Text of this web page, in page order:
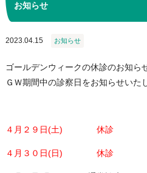
お知らせ
2023.04.15 お知らせ
ゴールデンウィークの休診のお知ら
ＧＷ期間中の診察日をお知らせいた
４月２９日(土) 休診
４月３０日(日) 休診